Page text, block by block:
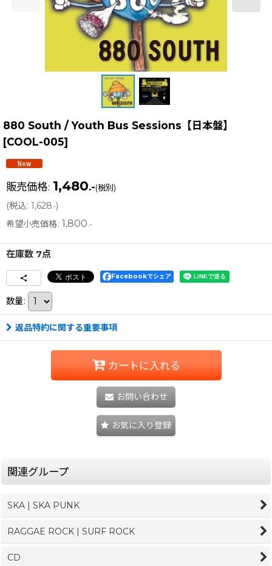
880 South / Youth Bus Sessions【日本盤】
[COOL-005]
販売価格: 1,480.-(税別)
(税込: 1,628.-)
希望小売価格: 1,800 .-
在庫数 7点
Facebookでシェア
数量:
返品特約に関する重要事項
カートに入れる
お問い合わせ
お気に入り登録
関連グループ
SKA | SKA PUNK
RAGGAE ROCK | SURF ROCK
CD